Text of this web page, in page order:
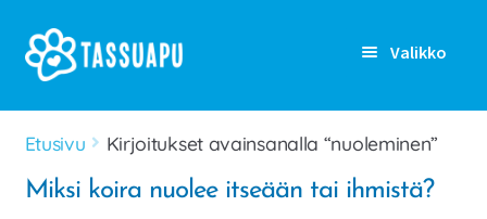
Siirry
navigointiin
Siirry
sisältöön
Valikko
Rekisteröidy
Kirjaudu sisään
Etusivu Kirjoitukset avainsanalla “nuoleminen”
Miksi koira nuolee itseään tai ihmistä?